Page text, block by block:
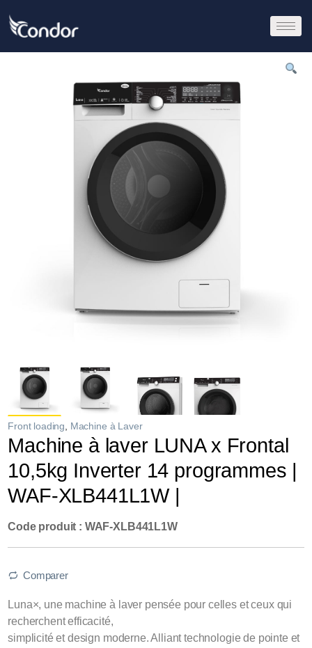
Front loading Machine à Laver
Machine à laver LUNA x Frontal
10,5kg Inverter 14 programmes |
WAF-XLB441L1W |
Code produit : WAF-XLB441L1W
Comparer
Luna×, une machine à laver pensée pour celles et ceux qui
recherchent efficacité,
simplicité et design moderne. Alliant technologie de pointe et